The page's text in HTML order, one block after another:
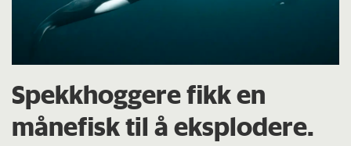
Spekkhoggere fikk en
månefisk til å eksplodere.